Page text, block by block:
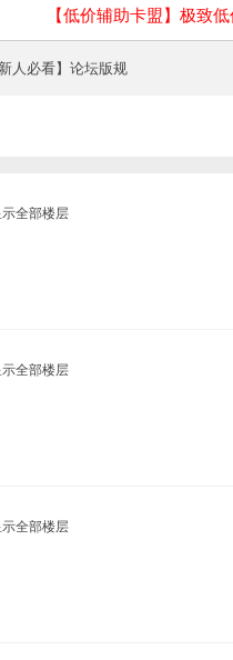
【低价辅助卡盟】极致
新人必看】论坛版规
示全部楼层
示全部楼层
示全部楼层